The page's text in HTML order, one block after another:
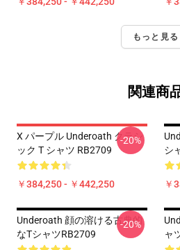
もっと見る
関連商
X パープル Underoath クラシ
ック T シャツ RB2709
￥384,250 - ￥442,250
-20%
シ
￥
Underoath 顔の溶ける古典的
なTシャツRB2709
-20%
ャ